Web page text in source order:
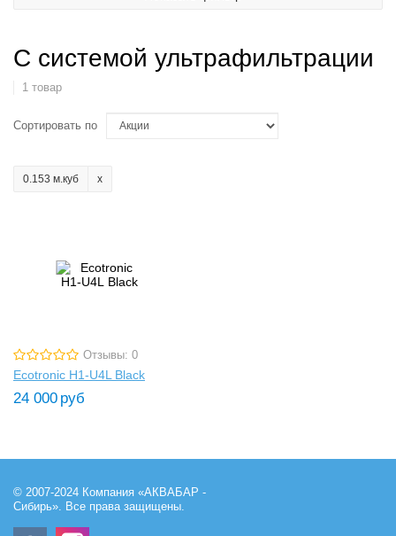
С системой ультрафильтрации
1 товар
Сортировать по
0.153 м.куб
Отзывы: 0
Ecotronic H1-U4L Black
24 000 руб
© 2007-2024 Компания «АКВАБАР -
Сибирь». Все права защищены.